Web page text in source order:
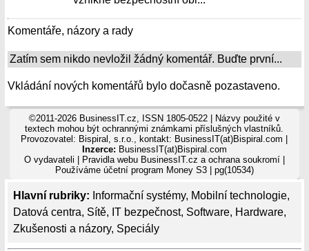
Hlavní rubriky: Informační systémy, Mobilní technologie,
Datová centra, Sítě, IT bezpečnost, Software, Hardware,
Zkušenosti a názory, Speciály
Komentáře, názory a rady
Zatím sem nikdo nevložil žádný komentář. Buďte první...
Vkládání nových komentářů bylo dočasně pozastaveno.
©2011-2026 BusinessIT.cz, ISSN 1805-0522 | Názvy použité v
textech mohou být ochrannými známkami příslušných vlastníků.
Provozovatel: Bispiral, s.r.o., kontakt: BusinessIT(at)Bispiral.com |
Inzerce: BusinessIT(at)Bispiral.com
O vydavateli
Pravidla webu BusinessIT.cz a ochrana soukromí|
Používáme účetní program Money S3| pg(10534)